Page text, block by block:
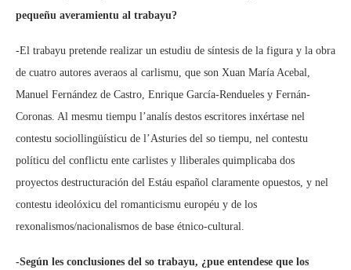
pequeñu averamientu al trabayu?
-El trabayu pretende realizar un estudiu de síntesis de la figura y la obra
de cuatro autores averaos al carlismu, que son Xuan María Acebal,
Manuel Fernández de Castro, Enrique García-Rendueles y Fernán-
Coronas. Al mesmu tiempu l’analís destos escritores inxértase nel
contestu sociollingüísticu de l’Asturies del so tiempu, nel contestu
políticu del conflictu ente carlistes y lliberales quimplicaba dos
proyectos destructuración del Estáu español claramente opuestos, y nel
contestu ideolóxicu del romanticismu européu y de los
rexonalismos/nacionalismos de base étnico-cultural.
-Según les conclusiones del so trabayu, ¿pue entendese que los